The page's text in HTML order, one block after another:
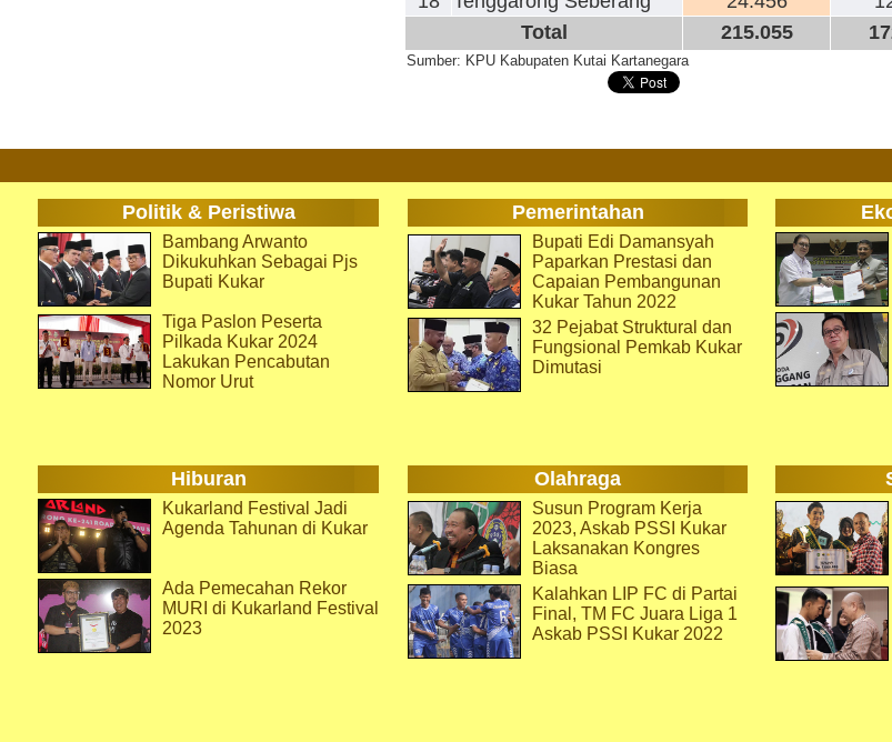
Total
215.055
Sumber: KPU Kabupaten Kutai Kartanegara
Politik & Peristiwa Pemerintahan
Bambang Arwanto
Dikukuhkan Sebagai Pjs
Bupati Kukar
Tiga Paslon Peserta
Pilkada Kukar 2024
Lakukan Pencabutan
Nomor Urut
Bupati Edi Damansyah
Paparkan Prestasi dan
Capaian Pembangunan
Kukar Tahun 2022
32 Pejabat Struktural dan
Fungsional Pemkab Kukar
Dimutasi
Hiburan Olahraga
Kukarland Festival Jadi
Agenda Tahunan di Kukar
Ada Pemecahan Rekor
MURI di Kukarland Festival
2023
Susun Program Kerja
2023, Askab PSSI Kukar
Laksanakan Kongres
Biasa
Kalahkan LIP FC di Partai
Final, TM FC Juara Liga 1
Askab PSSI Kukar 2022